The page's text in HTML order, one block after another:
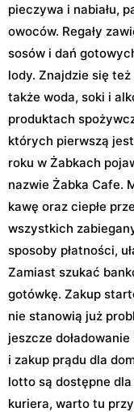
pieczywa i nabiału,
owoców. Regały
sosów i dań
lody. Znajdzie się
także woda, soki i
produktach
których pierwszą
roku w Żabkach
nazwie Żabka Cafe.
kawę oraz ciepłe
wszystkich
sposoby płatności,
Zamiast szukać
gotówkę. Zakup
nie stanowią już
jeszcze
i zakup prądu dla
lotto są dostępne
kuriera, warto tu